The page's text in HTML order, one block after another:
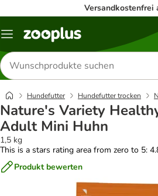
Versandkostenfrei
Menü
Produkte
suchen
Hundefutter Hundefutter trocken
Nature's Variety
Adult Mini Huhn
1,5 kg
This is a stars rating area from zero to 5:
Produkt bewerten